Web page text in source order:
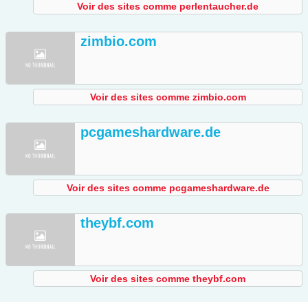
Voir des sites comme perlentaucher.de
zimbio.com
Voir des sites comme zimbio.com
pcgameshardware.de
Voir des sites comme pcgameshardware.de
theybf.com
Voir des sites comme theybf.com